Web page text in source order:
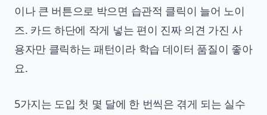
이나 큰 버튼으로 박으면 습관적 클릭이 늘어 노이
즈. 카드 하단에 작게 넣는 편이 진짜 의견 가진 사
용자만 클릭하는 패턴이라 학습 데이터 품질이 좋아
요.
5가지는 도입 첫 몇 달에 한 번씩은 겪게 되는 실수